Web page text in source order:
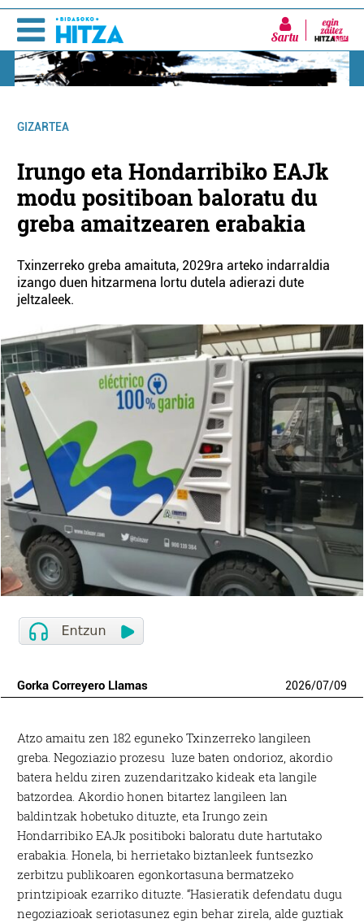
Sartu
GIZARTEA
Irungo eta Hondarribiko EAJk
modu positiboan baloratu du
greba amaitzearen erabakia
Txinzerreko greba amaituta, 2029ra arteko indarraldia
izango duen hitzarmena lortu dutela adierazi dute
jeltzaleek.
Gorka Correyero Llamas 2026/07/09
Atzo amaitu zen 182 eguneko Txinzerreko langileen
greba. Negoziazio prozesu luze baten ondorioz, akordio
batera heldu ziren zuzendaritzako kideak eta langile
batzordea. Akordio honen bitartez langileen lan
baldintzak hobetuko dituzte, eta Irungo zein
Hondarribiko EAJk positiboki baloratu dute hartutako
erabakia. Honela, bi herrietako biztanleek funtsezko
zerbitzu publikoaren egonkortasuna bermatzeko
printzipioak ezarriko dituzte. “Hasieratik defendatu dugu
negoziazioak seriotasunez egin behar zirela, alde guztiak